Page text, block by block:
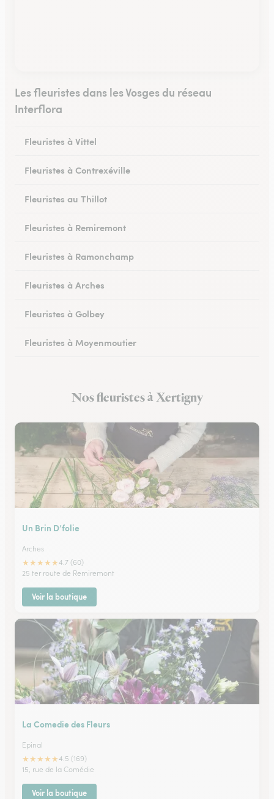
Les fleuristes dans les Vosges du réseau
Interflora
Fleuristes à Vittel
Fleuristes à Contrexéville
Fleuristes au Thillot
Fleuristes à Remiremont
Fleuristes à Ramonchamp
Fleuristes à Arches
Fleuristes à Golbey
Fleuristes à Moyenmoutier
Fleuristes à CharmesNos fleuristes à Xertigny
Un Brin D’folie
Arches
★★★★★4.7 (60)
25 ter route de Remiremont
Voir la boutique
La Comedie des Fleurs
Epinal
★★★★★4.5 (169)
15, rue de la Comédie
Voir la boutique